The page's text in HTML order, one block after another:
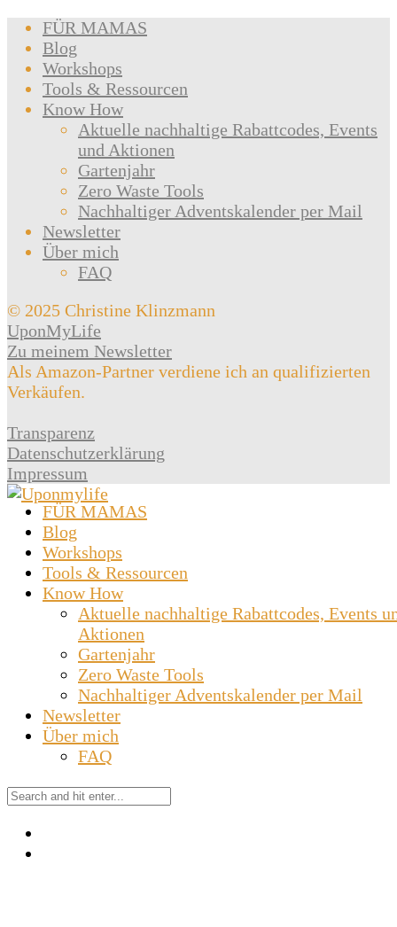
FÜR MAMAS
Blog
Workshops
Tools & Ressourcen
Know How
Aktuelle nachhaltige Rabattcodes, Events
und Aktionen
Gartenjahr
Zero Waste Tools
Nachhaltiger Adventskalender per Mail
Newsletter
Über mich
FAQ
© 2025 Christine Klinzmann
UponMyLife
Zu meinem Newsletter
Als Amazon-Partner verdiene ich an qualifizierten
Verkäufen.
Transparenz
Datenschutzerklärung
Impressum
FÜR MAMAS
Blog
Workshops
Tools & Ressourcen
Know How
Aktuelle nachhaltige Rabattcodes, Events
Aktionen
Gartenjahr
Zero Waste Tools
Nachhaltiger Adventskalender per Mail
Newsletter
Über mich
FAQ